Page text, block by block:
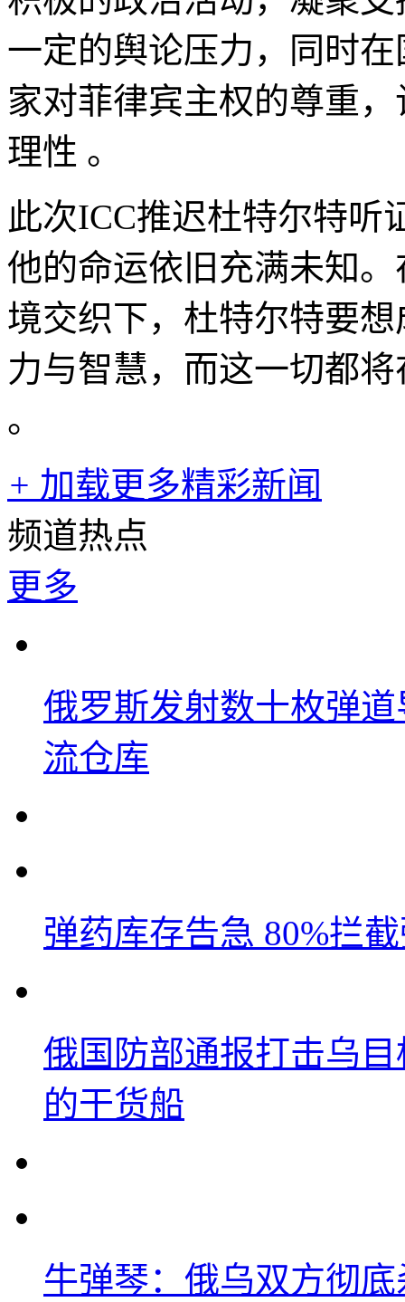
一定的舆论压力，同时
家对菲律宾主权的尊重
理性 。
此次ICC推迟杜特尔特听
他的命运依旧充满未知
境交织下，杜特尔特要
力与智慧，而这一切都
。
+ 加载更多精彩新闻
频道热点
更多
俄罗斯发射数十枚弹
流仓库
弹药库存告急 80%拦
俄国防部通报打击乌
的干货船
牛弹琴：俄乌双方彻